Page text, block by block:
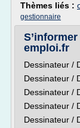
Thèmes liés :
gestionnaire
emploi.fr
Dessinateur /
Dessinateur /
Dessinateur /
Dessinateur /
Dessinateur /